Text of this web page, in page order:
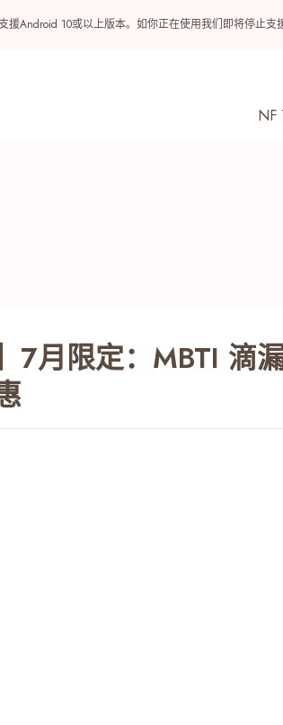
Android 10或以上版本。如你正在使用我们即将停止支
NF
奖赏7月限定：MBTI 滴